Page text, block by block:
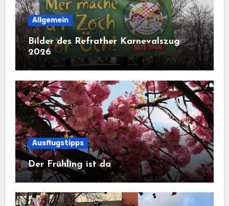
Allgemein
Bilder des Refrather Karnevalszug
2026
Ausflugstipps
Der Frühling ist da